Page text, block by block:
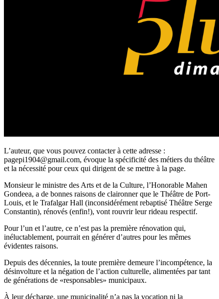
L’auteur, que vous pouvez contacter à cette adresse :
pagepi1904@gmail.com, évoque la spécificité des métiers du théâtre
et la nécessité pour ceux qui dirigent de se mettre à la page.
Monsieur le ministre des Arts et de la Culture, l’Honorable Mahen
Gondeea, a de bonnes raisons de claironner que le Théâtre de Port-
Louis, et le Trafalgar Hall (inconsidérément rebaptisé Théâtre Serge
Constantin), rénovés (enfin!), vont rouvrir leur rideau respectif.
Pour l’un et l’autre, ce n’est pas la première rénovation qui,
inéluctablement, pourrait en générer d’autres pour les mêmes
évidentes raisons.
Depuis des décennies, la toute première demeure l’incompétence, la
désinvolture et la négation de l’action culturelle, alimentées par tant
de générations de «responsables» municipaux.
À leur décharge, une municipalité n’a pas la vocation ni la